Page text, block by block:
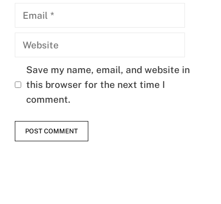
Email
Website
Save my name, email, and website in
this browser for the next time I
comment.